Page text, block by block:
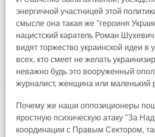
энергичной участницей этой
смысле она такая же "героиня
нацистский каратель Роман
видят торжество украинской идеи в
всех, кто смеет не желать
неважно будь это вооруженный
журналист, женщина или маленький
Почему же наши оппозиционеры
яростную психическую атаку "За
координации с Правым Сектором,